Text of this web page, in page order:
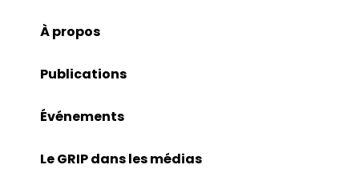
À propos
Publications
Événements
Le GRIP dans les médias